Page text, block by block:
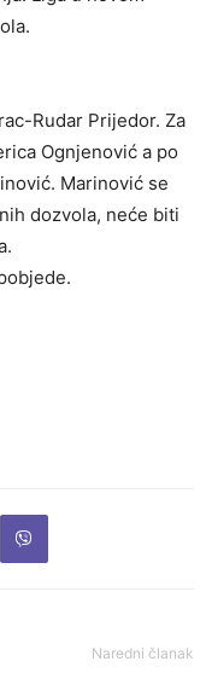
Rudar Prijedor. Za
Ognjenović a po
Marinović se
dozvola, neće biti
Naredni članak